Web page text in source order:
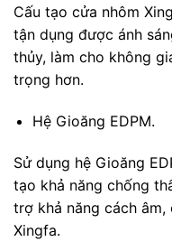
Cấu tạo cửa nhôm
tận dụng được ánh
thủy, làm cho không
trọng hơn.
Hệ Gioăng EDPM.
Sử dụng hệ Gioăng
tạo khả năng chống
trợ khả năng cách
Xingfa.